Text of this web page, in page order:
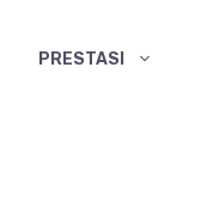
PRESTASI